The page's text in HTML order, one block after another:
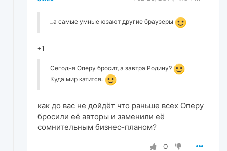
...а самые умные юзают другие браузеры
+1
Сегодня Оперу бросит, а завтра Родину?
Куда мир катится..
как до вас не дойдёт что раньше всех Оперу
бросили её авторы и заменили её
сомнительным бизнес-планом?
0